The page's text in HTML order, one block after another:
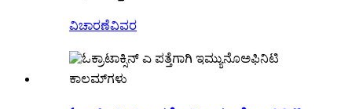
ವಿಚಾರಣೆವಿವರ